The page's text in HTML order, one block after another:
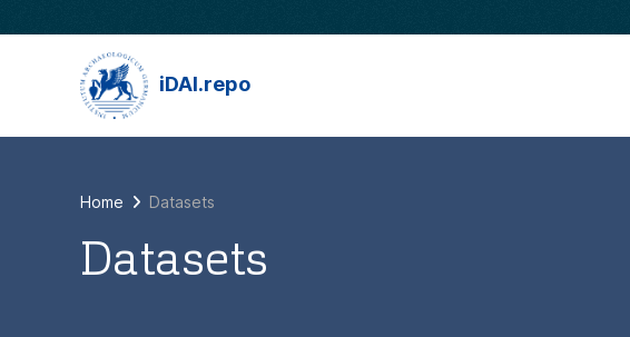
iDAI.repo
Home Datasets
Datasets